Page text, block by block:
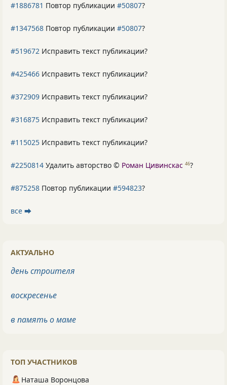
#1886781 Повтор публикации #50807?
#1347568 Повтор публикации #50807?
#519672 Исправить текст публикации?
#425466 Исправить текст публикации?
#372909 Исправить текст публикации?
#316875 Исправить текст публикации?
#115025 Исправить текст публикации?
#2250814 Удалить авторство © Роман Цивинскас 46?
#875258 Повтор публикации #594823?
все ⮕
АКТУАЛЬНО
день строителя
воскресенье
в память о маме
ТОП УЧАСТНИКОВ
Наташа Воронцова